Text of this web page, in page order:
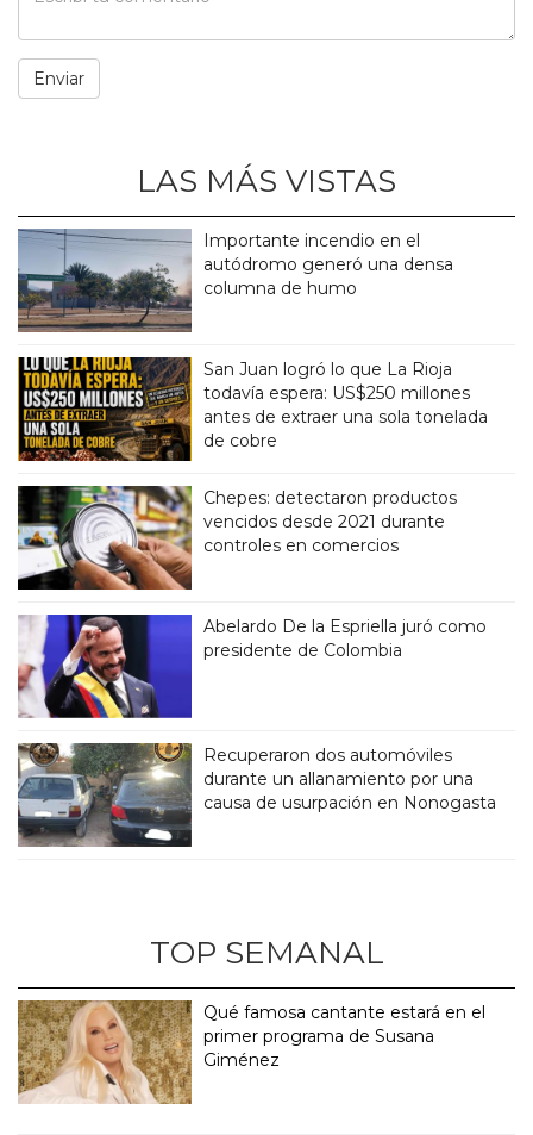
LAS MÁS VISTAS
Importante incendio en el
autódromo generó una densa
columna de humo
San Juan logró lo que La Rioja
todavía espera: US$250 millones
antes de extraer una sola tonelada
de cobre
Chepes: detectaron productos
vencidos desde 2021 durante
controles en comercios
Abelardo De la Espriella juró como
presidente de Colombia
Recuperaron dos automóviles
durante un allanamiento por una
causa de usurpación en Nonogasta
TOP SEMANAL
Qué famosa cantante estará en el
primer programa de Susana
Giménez